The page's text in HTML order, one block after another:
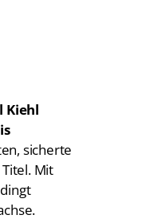
Kiehl
sicherte
Mit